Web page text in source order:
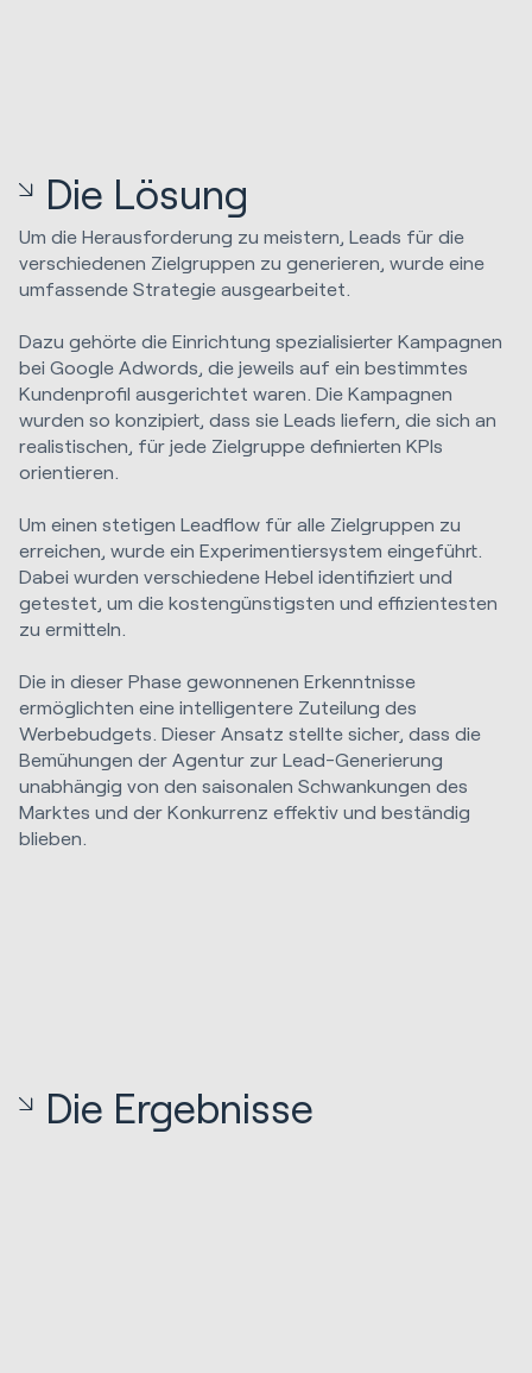
Die Lösung
Um die Herausforderung zu meistern, Leads für die
verschiedenen Zielgruppen zu generieren, wurde eine
umfassende Strategie ausgearbeitet.
Dazu gehörte die Einrichtung spezialisierter Kampagnen
bei Google Adwords, die jeweils auf ein bestimmtes
Kundenprofil ausgerichtet waren. Die Kampagnen
wurden so konzipiert, dass sie Leads liefern, die sich an
realistischen, für jede Zielgruppe definierten KPIs
orientieren.
Um einen stetigen Leadflow für alle Zielgruppen zu
erreichen, wurde ein Experimentiersystem eingeführt.
Dabei wurden verschiedene Hebel identifiziert und
getestet, um die kostengünstigsten und effizientesten
zu ermitteln.
Die in dieser Phase gewonnenen Erkenntnisse
ermöglichten eine intelligentere Zuteilung des
Werbebudgets. Dieser Ansatz stellte sicher, dass die
Bemühungen der Agentur zur Lead-Generierung
unabhängig von den saisonalen Schwankungen des
Marktes und der Konkurrenz effektiv und beständig
blieben.
Die Ergebnisse